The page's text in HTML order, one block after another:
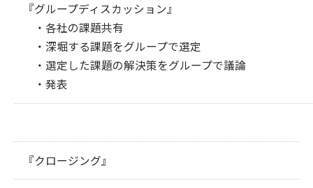
『グループディスカッション』
・各社の課題共有
・深堀する課題をグループで選定
・選定した課題の解決策をグループで議論
・発表
『クロージング』